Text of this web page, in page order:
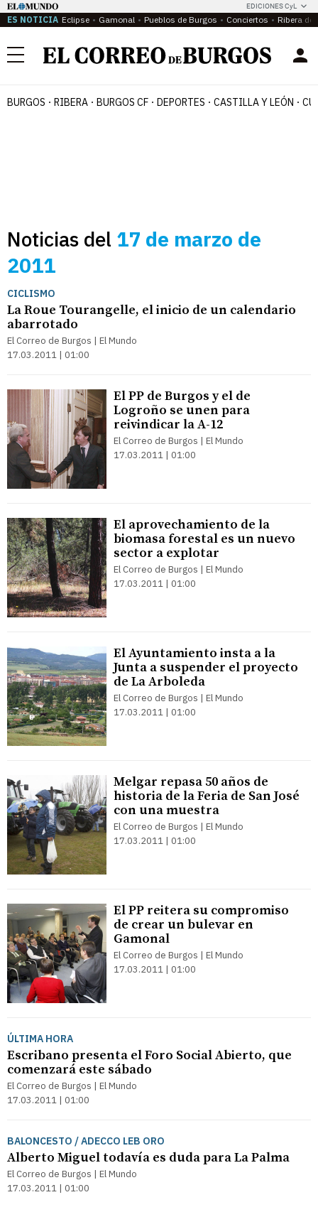
EDICIONES CyL
ES NOTICIA Eclipse Gamonal Pueblos de Burgos Conciertos Ribera del
Menú
BURGOS RIBERA BURGOS CF DEPORTES CASTILLA Y LEÓN
Noticias del 17 de marzo de
2011
CICLISMO
La Roue Tourangelle, el inicio de un calendario
abarrotado
El Correo de Burgos | El Mundo
17.03.2011 | 01:00
El PP de Burgos y el de
Logroño se unen para
reivindicar la A-12
El Correo de Burgos | El Mundo
17.03.2011 | 01:00
El aprovechamiento de la
biomasa forestal es un nuevo
sector a explotar
El Correo de Burgos | El Mundo
17.03.2011 | 01:00
El Ayuntamiento insta a la
Junta a suspender el proyecto
de La Arboleda
El Correo de Burgos | El Mundo
17.03.2011 | 01:00
Melgar repasa 50 años de
historia de la Feria de San José
con una muestra
El Correo de Burgos | El Mundo
17.03.2011 | 01:00
El PP reitera su compromiso
de crear un bulevar en
Gamonal
El Correo de Burgos | El Mundo
17.03.2011 | 01:00
ÚLTIMA HORA
Escribano presenta el Foro Social Abierto, que
comenzará este sábado
El Correo de Burgos | El Mundo
17.03.2011 | 01:00
BALONCESTO / ADECCO LEB ORO
Alberto Miguel todavía es duda para La Palma
El Correo de Burgos | El Mundo
17.03.2011 | 01:00